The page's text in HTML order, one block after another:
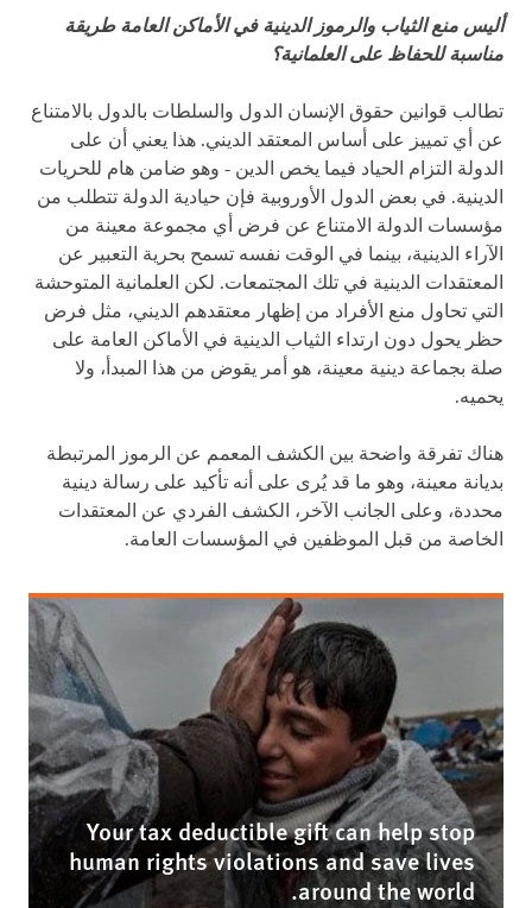
أليس منع الثياب والرموز الدينية في الأماكن العامة طريقة
مناسبة للحفاظ على العلمانية؟
تطالب قوانين حقوق الإنسان الدول والسلطات بالدول بالامتناع
عن أي تمييز على أساس المعتقد الديني. هذا يعني أن على
الدولة التزام الحياد فيما يخص الدين - وهو ضامن هام للحريات
الدينية. في بعض الدول الأوروبية فإن حيادية الدولة تتطلب من
مؤسسات الدولة الامتناع عن فرض أي مجموعة معينة من
الآراء الدينية، بينما في الوقت نفسه تسمح بحرية التعبير عن
المعتقدات الدينية في تلك المجتمعات. لكن العلمانية المتوحشة
التي تحاول منع الأفراد من إظهار معتقدهم الديني، مثل فرض
حظر يحول دون ارتداء الثياب الدينية في الأماكن العامة على
صلة بجماعة دينية معينة، هو أمر يقوض من هذا المبدأ، ولا
يحميه.
هناك تفرقة واضحة بين الكشف المعمم عن الرموز المرتبطة
بديانة معينة، وهو ما قد يُرى على أنه تأكيد على رسالة دينية
محددة، وعلى الجانب الآخر، الكشف الفردي عن المعتقدات
الخاصة من قبل الموظفين في المؤسسات العامة.
Your tax deductible gift can help stop
human rights violations and save lives
around the world.